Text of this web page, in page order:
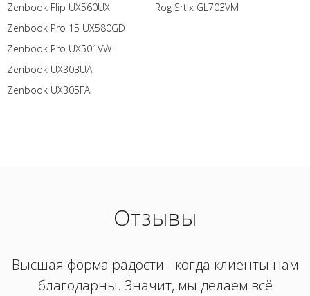
Zenbook Flip UX560UX
Zenbook Pro 15 UX580GD
Zenbook Pro UX501VW
Zenbook UX303UA
Zenbook UX305FA
Rog Srtix GL703VM
Отзывы
Высшая форма радости - когда клиенты нам
благодарны. Значит, мы делаем всё